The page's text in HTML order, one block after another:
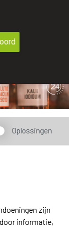
zeer
Oplossingen
zijn
informatie,